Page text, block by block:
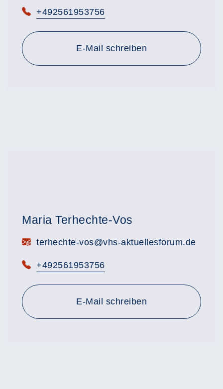
Telefon:
+492561953756
E-Mail schreiben
Maria Terhechte-Vos
E-Mail:terhechte-vos@vhs-aktuellesforum.de
Telefon:
+492561953756
E-Mail schreiben